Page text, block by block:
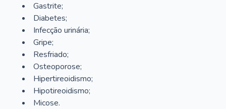
Gastrite;
Diabetes;
Infecção urinária;
Gripe;
Resfriado;
Osteoporose;
Hipertireoidismo;
Hipotireoidismo;
Micose.